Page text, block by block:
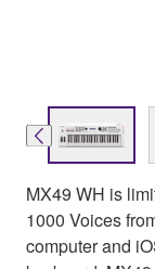
MX49 WH is
1000 Voices
computer and